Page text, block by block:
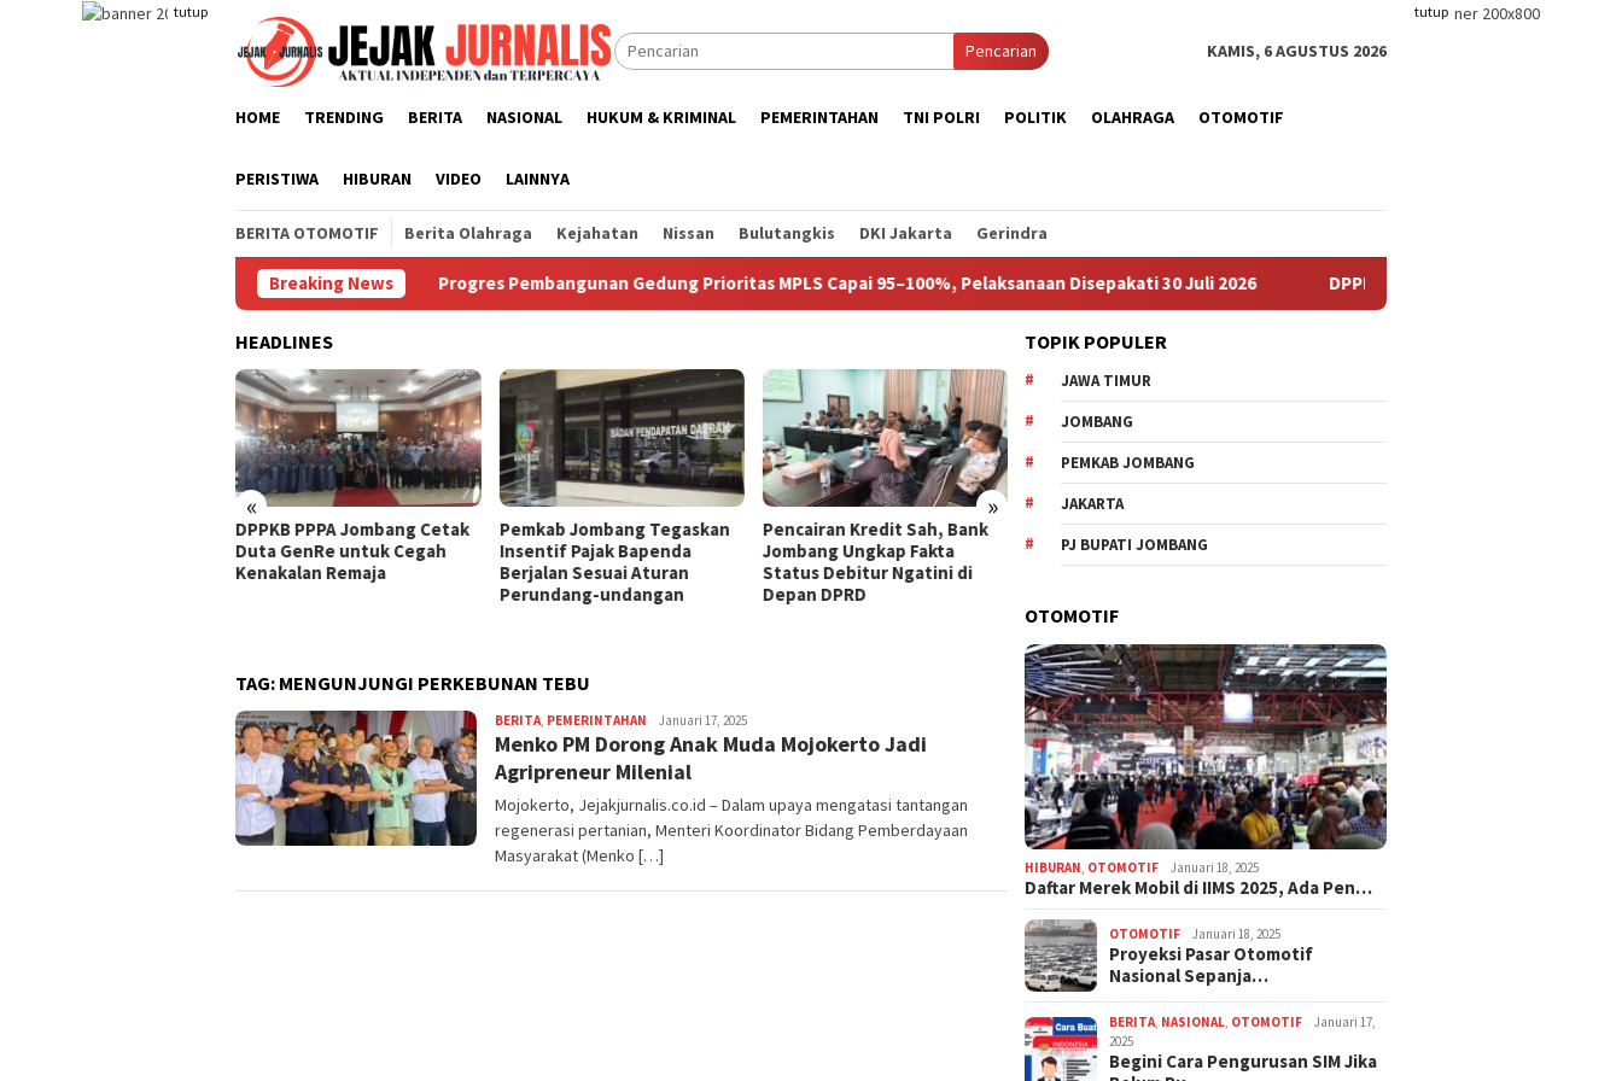
tutup tutup
Pencarian KAMIS, 6 AGUSTUS 2026
HOME TRENDING BERITA NASIONAL HUKUM & KRIMINAL PEMERINTAHAN TNI POLRI POLITIK OLAHRAGA OTOMOTIF
PERISTIWA HIBURAN VIDEO LAINNYA
BERITA OTOMOTIF Berita Olahraga Kejahatan Nissan Bulutangkis DKI Jakarta Gerindra
Breaking News
Tanpa Persetujuan Pengurus Progres Pembangunan Gedung Prioritas MPLS Capai 95–100%, Pelaksanaan Disepakati 30 Juli 2026 DPPKB PPPA Jombang Cetak Duta
HEADLINES
« »
DPPKB PPPA Jombang Cetak
Duta GenRe untuk Cegah
Kenakalan Remaja
Pemkab Jombang Tegaskan
Insentif Pajak Bapenda
Berjalan Sesuai Aturan
Perundang-undangan
Pencairan Kredit Sah, Bank
Jombang Ungkap Fakta
Status Debitur Ngatini di
Depan DPRD
Ketua KPRI Sejahtera
Jombang Klarifikasi Polemik
Aset, Sebut Pembelian
Tanpa Persetujuan Pengurus
Progres Pembangunan
95–100%, Pelaksanaan
TAG: MENGUNJUNGI PERKEBUNAN TEBU
BERITA, PEMERINTAHAN adminjejak
Januari 17, 2025
Menko PM Dorong Anak Muda Mojokerto Jadi
Agripreneur Milenial
Mojokerto, Jejakjurnalis.co.id – Dalam upaya mengatasi tantangan
regenerasi pertanian, Menteri Koordinator Bidang Pemberdayaan
Masyarakat (Menko […]
TOPIK POPULER
JAWA TIMUR
JOMBANG
PEMKAB JOMBANG
JAKARTA
PJ BUPATI JOMBANG
OTOMOTIF
HIBURAN OTOMOTIF Januari 18, 2025
Daftar Merek Mobil di IIMS 2025, Ada Pen…
OTOMOTIF Januari 18, 2025
Proyeksi Pasar Otomotif
Nasional Sepanja…
BERITA NASIONAL OTOMOTIF
Januari 17,
2025
Begini Cara Pengurusan SIM Jika